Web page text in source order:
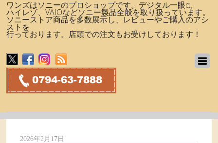
ワンズはソニーのプロショップです。デジタル一眼α、
ハイレゾ、VAIOなどソニー製品全般を取り扱っています。
ソニーストア商品を多数展示し、レビューやご購入のアシ
ストを
行っております。店頭での注文もお受けしております！
2026年2月17日